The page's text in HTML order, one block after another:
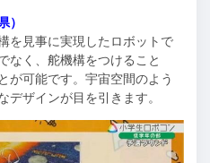
）
を見事に実現したロボットで
なく、舵機構をつけること
が可能です。宇宙空間のよう
デザインが目を引きます。